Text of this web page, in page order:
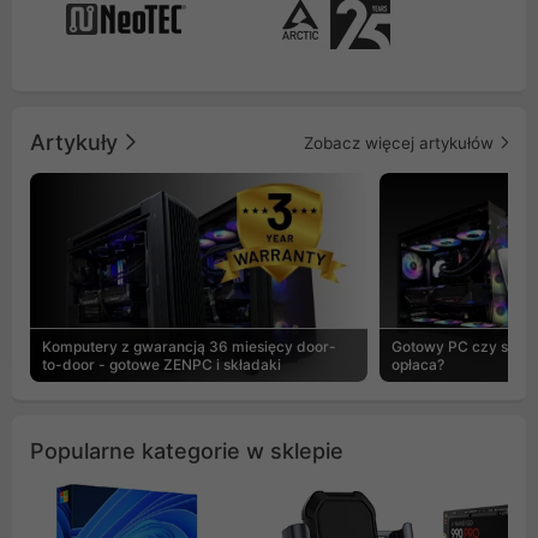
Artykuły Zobacz więcej artykułów
Komputery z gwarancją 36 miesięcy door-
to-door - gotowe ZENPC i składaki
Gotowy PC czy
opłaca?
Popularne kategorie w sklepie